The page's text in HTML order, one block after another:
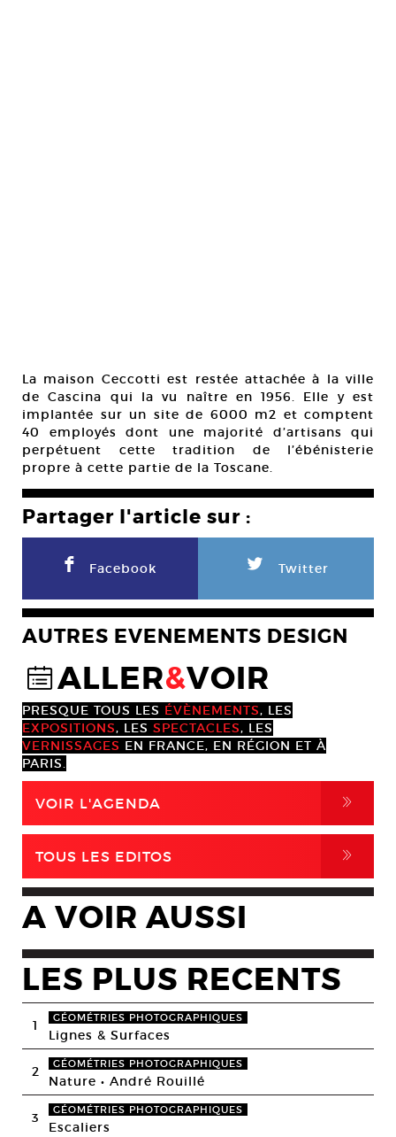
La maison Ceccotti est restée attachée à la ville
de Cascina qui la vu naître en 1956. Elle y est
implantée sur un site de 6000 m2 et comptent
40 employés dont une majorité d’artisans qui
perpétuent cette tradition de l’ébénisterie
propre à cette partie de la Toscane.
Partager l'article sur :
F Facebook L Twitter
AUTRES EVENEMENTS DESIGN
@ALLER&VOIR
PRESQUE TOUS LES ÉVÈNEMENTS, LES
EXPOSITIONS, LES SPECTACLES, LES
VERNISSAGES EN FRANCE, EN RÉGION ET À
PARIS.
VOIR L'AGENDA ,
TOUS LES EDITOS ,
A VOIR AUSSI
LES PLUS RECENTS
1 GÉOMÉTRIES PHOTOGRAPHIQUES
Lignes & Surfaces
2 GÉOMÉTRIES PHOTOGRAPHIQUES
Nature • André Rouillé
3 GÉOMÉTRIES PHOTOGRAPHIQUES
Escaliers